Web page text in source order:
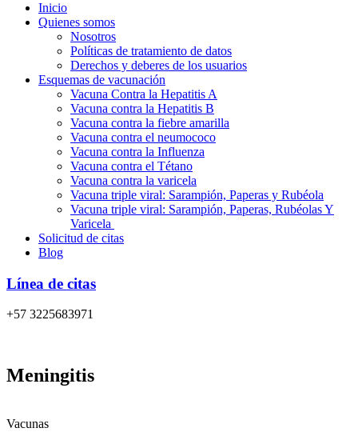
Inicio
Quienes somos
Nosotros
Políticas de tratamiento de datos
Derechos y deberes de los usuarios
Esquemas de vacunación
Vacuna Contra la Hepatitis A
Vacuna contra la Hepatitis B
Vacuna contra la fiebre amarilla
Vacuna contra el neumococo
Vacuna contra la Influenza
Vacuna contra el Tétano
Vacuna contra la varicela
Vacuna triple viral: Sarampión, Paperas y Rubéola
Vacuna triple viral: Sarampión, Paperas, Rubéolas Y
Varicela
Solicitud de citas
Blog
Línea de citas
+57 3225683971
Meningitis
Vacunas